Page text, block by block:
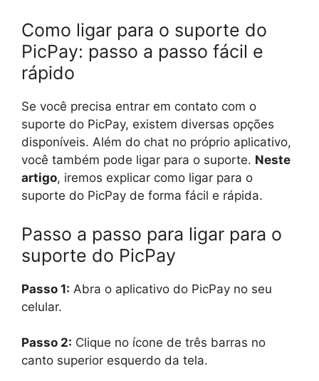
Como ligar para o suporte do
PicPay: passo a passo fácil e
rápido
Se você precisa entrar em contato com o
suporte do PicPay, existem diversas opções
disponíveis. Além do chat no próprio aplicativo,
você também pode ligar para o suporte. Neste
artigo, iremos explicar como ligar para o
suporte do PicPay de forma fácil e rápida.
Passo a passo para ligar para o
suporte do PicPay
Passo 1: Abra o aplicativo do PicPay no seu
celular.
Passo 2: Clique no ícone de três barras no
canto superior esquerdo da tela.